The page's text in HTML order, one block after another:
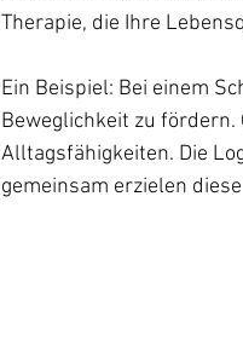
Therapie, die Ihre
Ein Beispiel: Bei einem
Beweglichkeit zu
Alltagsfähigkeiten. Die
gemeinsam erzielen